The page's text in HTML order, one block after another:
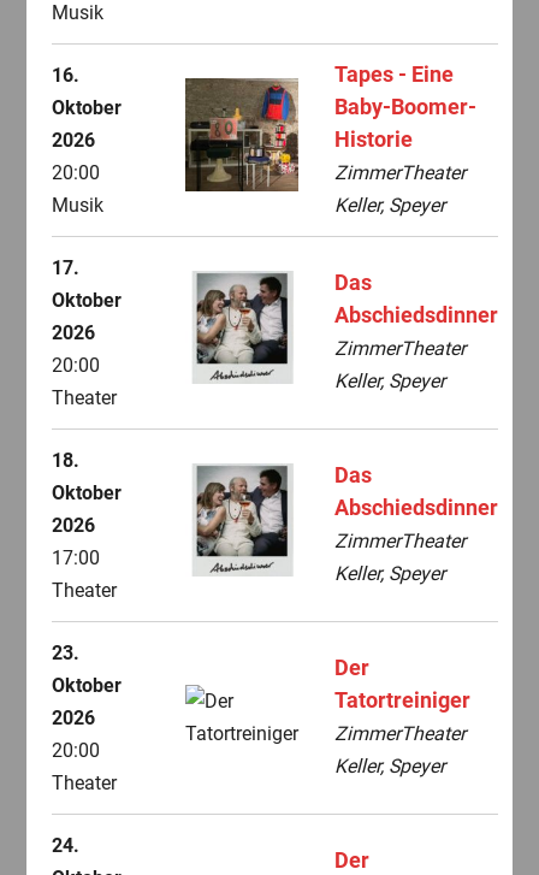
Musik
16.
Oktober
2026
20:00
Musik
Tapes - Eine
Baby-Boomer-
Historie
ZimmerTheater
Keller, Speyer
17.
Oktober
2026
20:00
Theater
Das
Abschiedsdinner
ZimmerTheater
Keller, Speyer
18.
Oktober
2026
17:00
Theater
Das
Abschiedsdinner
ZimmerTheater
Keller, Speyer
23.
Oktober
2026
20:00
Theater
Der
Tatortreiniger
ZimmerTheater
Keller, Speyer
24.
Der